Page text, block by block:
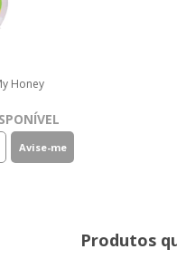
Honey
Produtos